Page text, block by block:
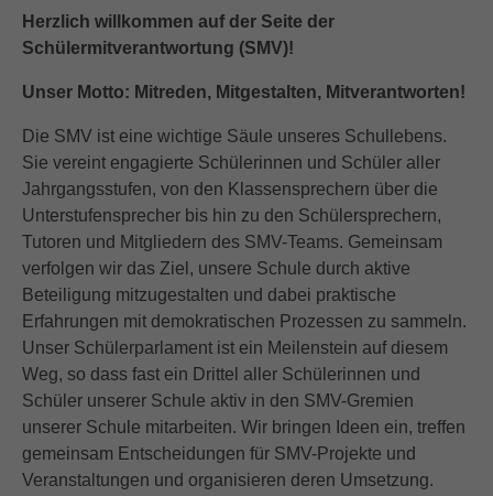
Herzlich willkommen auf der Seite der
Schülermitverantwortung (SMV)!
Unser Motto: Mitreden, Mitgestalten, Mitverantworten!
Die SMV ist eine wichtige Säule unseres Schullebens.
Sie vereint engagierte Schülerinnen und Schüler aller
Jahrgangsstufen, von den Klassensprechern über die
Unterstufensprecher bis hin zu den Schülersprechern,
Tutoren und Mitgliedern des SMV-Teams. Gemeinsam
verfolgen wir das Ziel, unsere Schule durch aktive
Beteiligung mitzugestalten und dabei praktische
Erfahrungen mit demokratischen Prozessen zu sammeln.
Unser Schülerparlament ist ein Meilenstein auf diesem
Weg, so dass fast ein Drittel aller Schülerinnen und
Schüler unserer Schule aktiv in den SMV-Gremien
unserer Schule mitarbeiten. Wir bringen Ideen ein, treffen
gemeinsam Entscheidungen für SMV-Projekte und
Veranstaltungen und organisieren deren Umsetzung.